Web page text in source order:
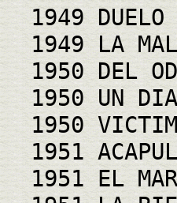
1949 DUELO
1949 LA
1950 DEL
1950 UN
1950
1951
1951 EL